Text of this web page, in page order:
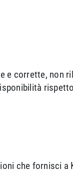
e corrette, non
che fornisci